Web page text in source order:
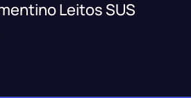
Leitos SUS